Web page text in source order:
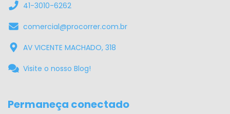
41-3010-6262
comercial@procorrer.com.br
AV VICENTE MACHADO, 318
Visite o nosso Blog!
Permaneça conectado